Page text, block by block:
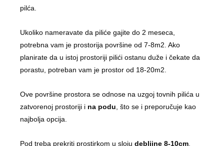
pilća.
Ukoliko nameravate da piliće gajite do 2 meseca,
potrebna vam je prostorija površine od 7-8m2. Ako
planirate da u istoj prostoriji pilići ostanu duže i čekate da
porastu, potreban vam je prostor od 18-20m2.
Ove površine prostora se odnose na uzgoj tovnih pilića u
zatvorenoj prostoriji i na podu , što se i preporučuje kao
najbolja opcija.
Pod treba prekriti prostirkom u sloju debljine 8-10cm